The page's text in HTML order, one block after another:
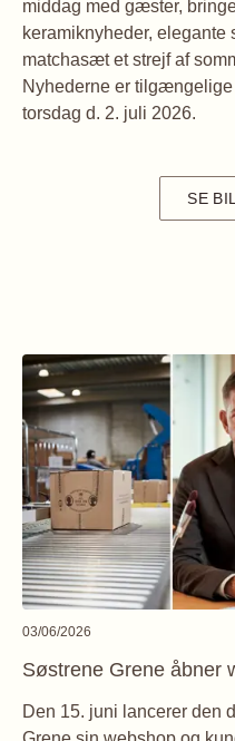
middag med gæster,
keramiknyheder, elegante
matchasæt et strejf af
Nyhederne er
torsdag d. 2. juli 2026.
SE
03/06/2026
Søstrene Grene åbner
Den 15. juni lancerer den